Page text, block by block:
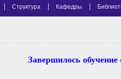
Структура Кафедры
Завершилось